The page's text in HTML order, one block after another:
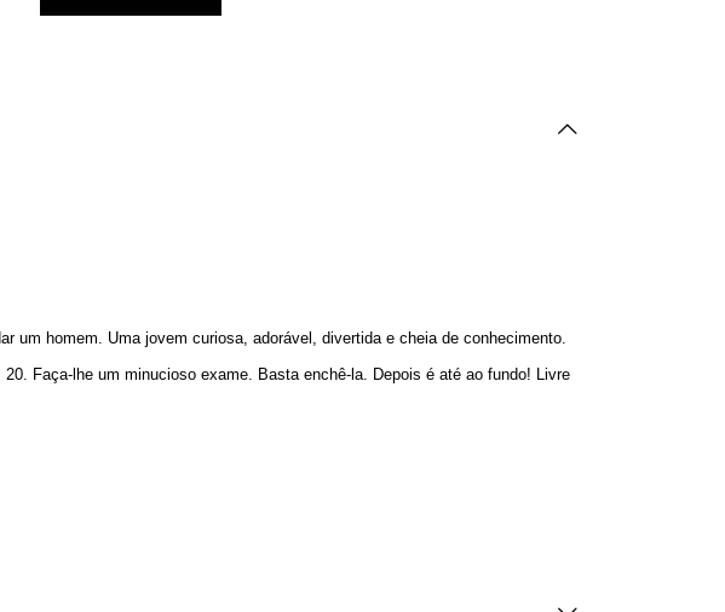
um homem. Uma jovem curiosa, adorável, divertida e cheia de conhecimento.
Faça-lhe um minucioso exame. Basta enchê-la. Depois é até ao fundo! Livre